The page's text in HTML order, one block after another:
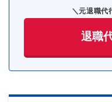
＼元退職代
退職